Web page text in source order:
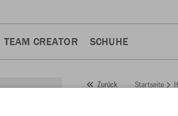
TEAM CREATOR SCHUHE
Zurück Startseite